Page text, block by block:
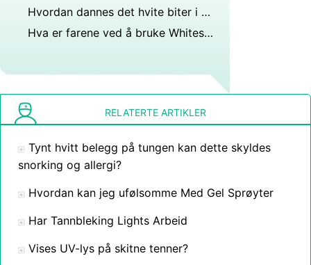
Hvordan dannes det hvite biter i mandlene dine?
Hva er farene ved å bruke Whitestrips
RELATERTE ARTIKLER
Tynt hvitt belegg på tungen kan dette skyldes
snorking og allergi?
Hvordan kan jeg ufølsomme Med Gel Sprøyter
Har Tannbleking Lights Arbeid
Vises UV-lys på skitne tenner?